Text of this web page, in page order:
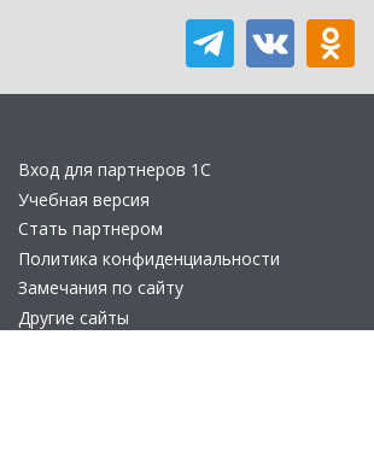
Вход для партнеров 1С
Учебная версия
Стать партнером
Политика конфиденциальности
Замечания по сайту
Другие сайты